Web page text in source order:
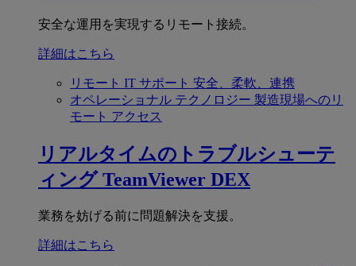
安全な運用を実現するリモート接続。
詳細はこちら
リモート IT サポート 安全、柔軟、連携
オペレーショナル テクノロジー 製造現場へのリ
モート アクセス
リアルタイムのトラブルシューテ
ィング TeamViewer DEX
業務を妨げる前に問題解決を支援。
詳細はこちら